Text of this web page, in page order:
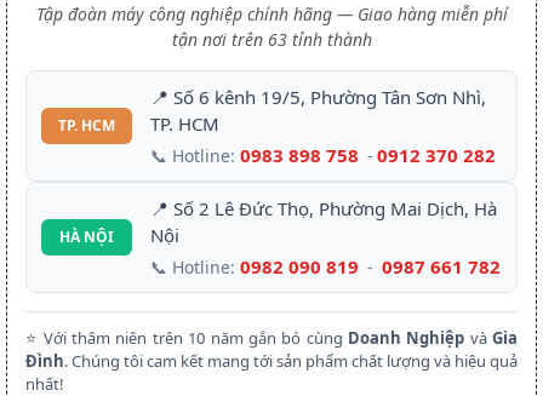
Tập đoàn máy công nghiệp chính hãng — Giao hàng miễn phí
tận nơi trên 63 tỉnh thành
TP. HCM
📍 Số 6 kênh 19/5, Phường Tân Sơn Nhì,
TP. HCM
📞 Hotline: 0983 898 758 - 0912 370 282
HÀ NỘI
📍 Số 2 Lê Đức Thọ, Phường Mai Dịch, Hà
Nội
📞 Hotline: 0982 090 819 - 0987 661 782
⭐ Với thâm niên trên 10 năm gắn bó cùng Doanh Nghiệp vàGia
Đình. Chúng tôi cam kết mang tới sản phẩm chất lượng và hiệu quả
nhất!